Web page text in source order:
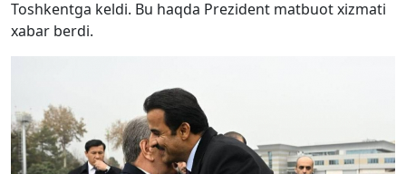
Toshkentga keldi. Bu haqda Prezident matbuot xizmati
xabar berdi.